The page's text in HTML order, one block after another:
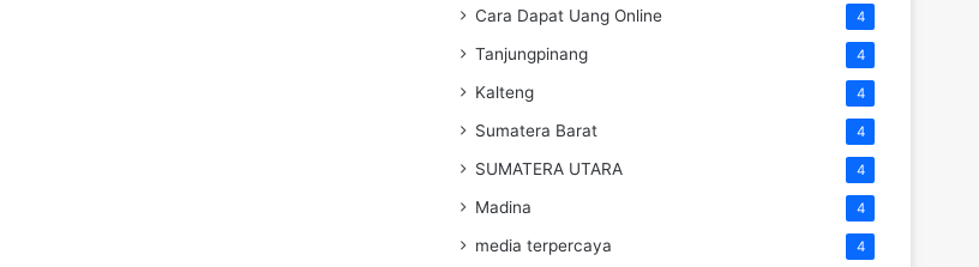
Cara Dapat Uang Online 4
Tanjungpinang 4
Kalteng 4
Sumatera Barat 4
SUMATERA UTARA 4
Madina 4
media terpercaya 4